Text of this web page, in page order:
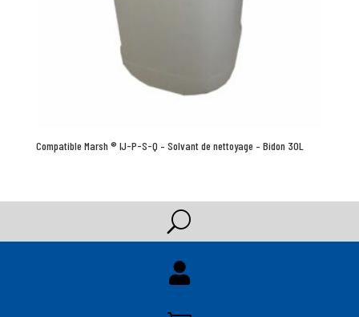
Compatible Marsh ® IJ-P-S-Q – Solvant de nettoyage – Bidon 30L
U
